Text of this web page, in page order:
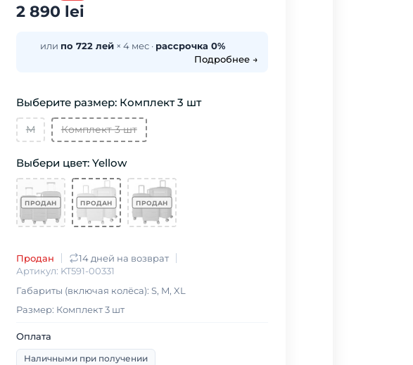
2 890 lei
или по 722 лей× 4 мес · рассрочка 0%
Подробнее →
Выберите размер: Комплект 3 шт
М Комплект 3 шт
Выбери цвет: Yellow
Продан
14 дней на возврат
Артикул: KT591-00331
Габариты (включая колёса): S, M, XL
Размер: Комплект 3 шт
Оплата
Наличными при получении